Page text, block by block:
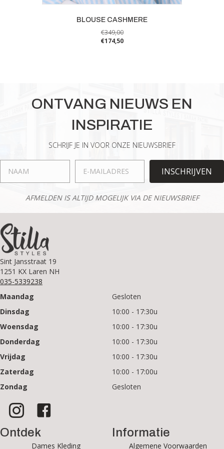
BLOUSE CASHMERE
€349,00
€174,50
Deze
kan
gekozen
worden
de
productpagina
ONTVANG NIEUWS EN
INSPIRATIE
SCHRIJF JE IN VOOR ONZE NIEUWSBRIEF
INSCHRIJVEN
AFMELDEN IS ALTIJD MOGELIJK VIA DE NIEUWSBRIEF
Sint Jansstraat 19
1251 KX Laren NH
035-5339238
Maandag
Gesloten
Dinsdag
10:00 - 17:30u
Woensdag
10:00 - 17:30u
Donderdag
10:00 - 17:30u
Vrijdag
10:00 - 17:30u
Zaterdag
10:00 - 17:00u
Zondag
Gesloten
Ontdek
Dames Kleding
Informatie
Algemene Voorwaarden